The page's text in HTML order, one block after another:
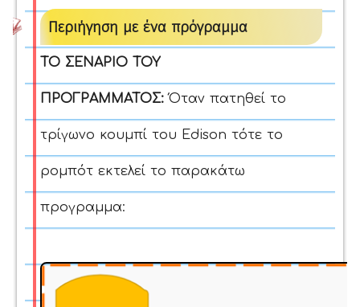
Περιήγηση με ένα πρόγραμμα
ΤΟ ΣΕΝΑΡΙΟ ΤΟΥ
ΠΡΟΓΡΑΜΜΑΤΟΣ:Όταν πατηθεί το
τρίγωνο κουμπί του Edison τότε το
ρομπότ εκτελεί το παρακάτω
προγραμμα: